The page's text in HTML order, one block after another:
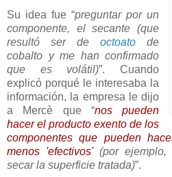
Su idea fue “preguntar por un
componente, el secante (que
resultó ser deoctoato de
cobalto y me han confirmado
que es volátil)”. Cuando
explicó porqué le interesaba la
información, la empresa le dijo
a Mercè que “nos pueden
hacer el producto exento de los
componentes que pueden
menos 'efectivos'(por ejemplo,
secar la superficie tratada)”.